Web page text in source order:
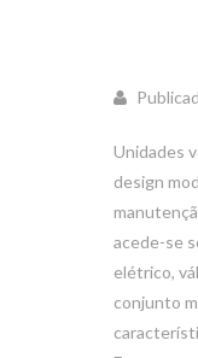
Unidades
design
acede-se
elétrico,
conjunto